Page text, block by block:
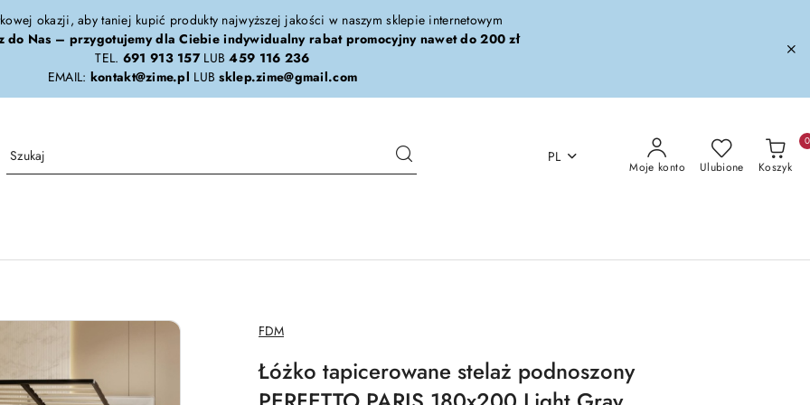
okazji, aby taniej kupić produkty najwyższej jakości w naszym sklepie internetowym
do Nas – przygotujemy dla Ciebie indywidualny rabat promocyjny nawet do 200 zł
TEL. 691 913 157LUB459 116 236
EMAIL: kontakt@zime.pl LUBsklep.zime@gmail.com
PL
Moje konto Ulubione Koszyk
0
NAZWA
PRODUCENTA:
FDM
Łóżko tapicerowane stelaż podnoszony